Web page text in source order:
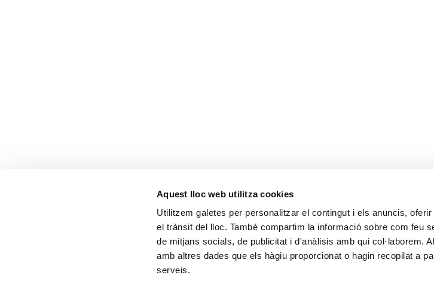
Aquest lloc web utilitza cookies
Utilitzem galetes per personalitzar el contingut i els anuncis,
el trànsit del lloc. També compartim la informació sobre com feu
de mitjans socials, de publicitat i d'anàlisis amb qui col·laborem.
amb altres dades que els hàgiu proporcionat o hagin recopilat a
serveis.